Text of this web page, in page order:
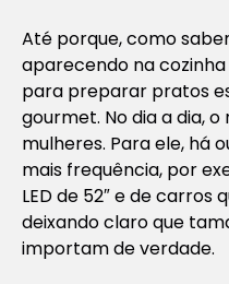
Até porque, como
aparecendo na
para preparar pratos
gourmet. No dia a dia,
mulheres. Para ele, há
mais frequência, por
LED de 52″ e de carros
deixando claro que
importam de verdade.